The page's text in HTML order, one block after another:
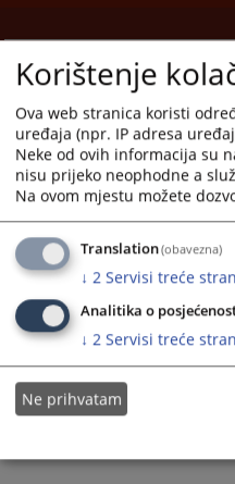
Korisne
Pomoć
Pravila
Redizajn web stranice je finansirala
Visoko sudsko i tužilačko vijeće BiH i
Korištenje
Ova web stranica koristi
uređaja (npr. IP adresa
Neke od ovih informacija su
nisu prijeko neophodne a
Na ovom mjestu možete
Translation(obavezna)
↓ 2 Servisi treće
Analitika o
↓ 2 Servisi treće
Ne prihvatam